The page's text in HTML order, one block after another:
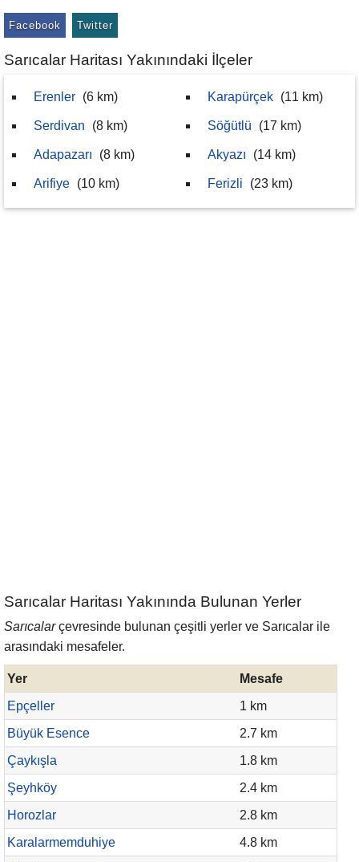
Facebook Twitter
Sarıcalar Haritası Yakınındaki İlçeler
Erenler (6 km)
Serdivan (8 km)
Adapazarı (8 km)
Arifiye (10 km)
Karapürçek (11 km)
Söğütlü (17 km)
Akyazı (14 km)
Ferizli (23 km)
Sarıcalar Haritası Yakınında Bulunan Yerler
Sarıcalarçevresinde bulunan çeşitli yerler ve Sarıcalar ile
arasındaki mesafeler.
Yer
Mesafe
Epçeller
1 km
Büyük Esence
2.7 km
Çaykışla
1.8 km
Şeyhköy
2.4 km
Horozlar
2.8 km
Karalarmemduhiye
4.8 km